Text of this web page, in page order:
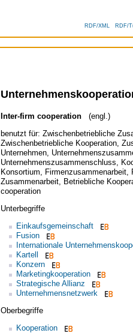
RDF/XML RDF/
Inter-firm cooperation
(engl.)
benutzt für: Zwischenbetriebliche
Zwischenbetriebliche Kooperation,
Unternehmen,
Unternehmenszusammenschluss
Konsortium
Firmenzusammenarbeit,
Zusammenarbeit, Betriebliche
cooperation
Unterbegriffe
Einkaufsgemeinschaft
Fusion
Internationale
Kartell
Konzern
Marketingkooperation
Strategische Allianz
Unternehmensnetzwerk
Oberbegriffe
Kooperation